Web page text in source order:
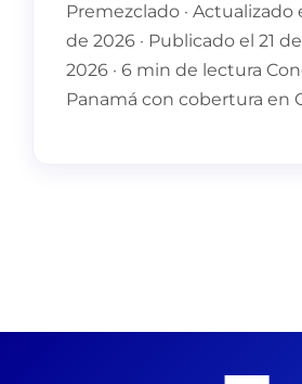
Premezclado · Actualizado
de 2026 · Publicado el 21
2026 · 6 min de lectura
Panamá con cobertura en